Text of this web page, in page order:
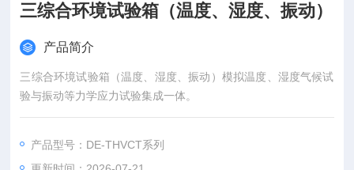
三综合环境试验箱（温度、湿度、振动）
产品简介
三综合环境试验箱（温度、湿度、振动）模拟温度、湿度气候试
验与振动等力学应力试验集成一体。
产品型号：DE-THVCT系列